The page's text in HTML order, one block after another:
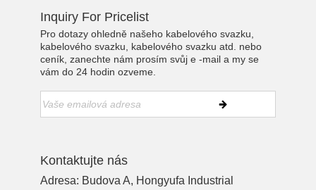
Inquiry For Pricelist
Pro dotazy ohledně našeho kabelového svazku,
kabelového svazku, kabelového svazku atd. nebo
ceník, zanechte nám prosím svůj e -mail a my se
vám do 24 hodin ozveme.
Kontaktujte nás
Adresa: Budova A, Hongyufa Industrial